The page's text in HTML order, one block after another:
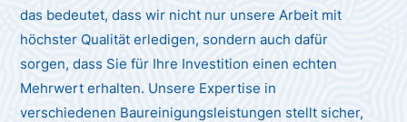
das bedeutet, dass wir nicht nur unsere Arbeit mit
höchster Qualität erledigen, sondern auch dafür
sorgen, dass Sie für Ihre Investition einen echten
Mehrwert erhalten. Unsere Expertise in
verschiedenen Baureinigungsleistungen stellt sicher,